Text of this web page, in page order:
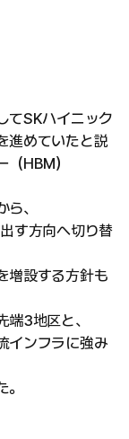
てSKハイニック
進めていたと説
HBM）
、
す方向へ切り替
増設する方針も
3地区と、
インフラに強み